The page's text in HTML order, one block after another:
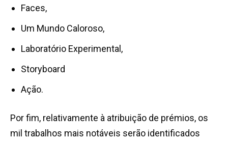
Faces,
Um Mundo Caloroso,
Laboratório Experimental,
Storyboard
Ação.
Por fim, relativamente à atribuição de prémios, os
mil trabalhos mais notáveis serão identificados